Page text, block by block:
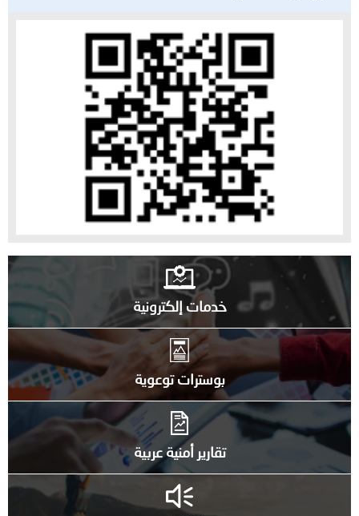
خدمات إلكترونية
بوسترات توعوية
تقارير أمنية عربية